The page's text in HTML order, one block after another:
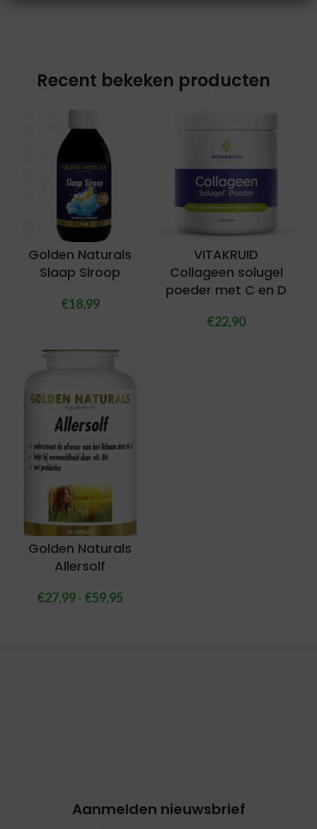
Recent bekeken producten
Golden Naturals
Slaap Siroop
€18,99
VITAKRUID
Collageen solugel
poeder met C en D
€22,90
Golden Naturals
Allersolf
€27,99- €59,95
Aanmelden nieuwsbrief